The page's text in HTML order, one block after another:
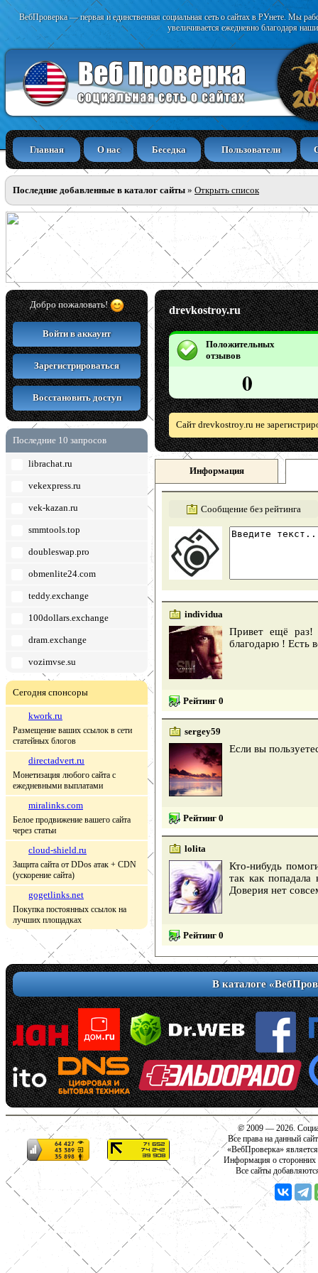
ВебПроверка — первая и единственная социальная сеть о сайтах в РУнете. Мы
увеличивается ежедневно благодаря
Главная О нас Беседка Пользователи
Последние добавленные в каталог сайты » Открыть список
Добро пожаловать!
Войти в аккаунт
Зарегистрироваться
Восстановить доступ
Последние 10 запросов
librachat.ru
vekexpress.ru
vek-kazan.ru
smmtools.top
doubleswap.pro
obmenlite24.com
teddy.exchange
100dollars.exchange
dram.exchange
vozimvse.su
Сегодня спонсоры
kwork.ru
Размещение ваших ссылок в сети
статейных блогов
directadvert.ru
Монетизация любого сайта с
ежедневными выплатами
miralinks.com
Белое продвижение вашего сайта
через статьи
cloud-shield.ru
Защита сайта от DDos атак + CDN
(ускорение сайта)
gogetlinks.net
Покупка постоянных ссылок на
лучших площадках
drevkostroy.ru
Положительных
отзывов
0
Сайт drevkostroy.ru не
Информация
Сообщение без рейтинга
individua
Привет ещё раз!
благодарю ! Есть
Рейтинг 0
sergey59
Если вы
Рейтинг 0
lolita
Кто-нибудь
так как
Доверия нет
Рейтинг 0
В каталоге
© 2009 — 2026.
Все права на данный
«ВебПроверка»
Информация о сторонних
Все сайты